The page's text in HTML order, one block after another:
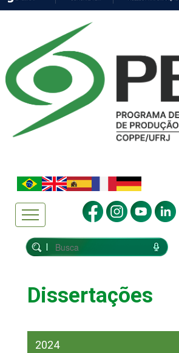
Dissertações
2024